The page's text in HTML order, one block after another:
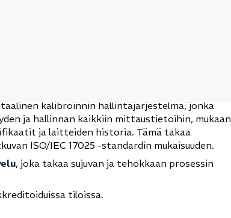
ja käytettävyyttä
Element Metechin kanssa, joka on yksi
ja erikoistunut akkreditoituihin ja
täydentää Toyotan sisäisiä kalibrointiresursseja
kalibroinnin hallintajärjestelmä, jonka
ja hallinnan kaikkiin mittaustietoihin, mukaan
ja laitteiden historia. Tämä takaa
ISO/IEC 17025 -standardin mukaisuuden.
, joka takaa sujuvan ja tehokkaan prosessin
tiloissa.